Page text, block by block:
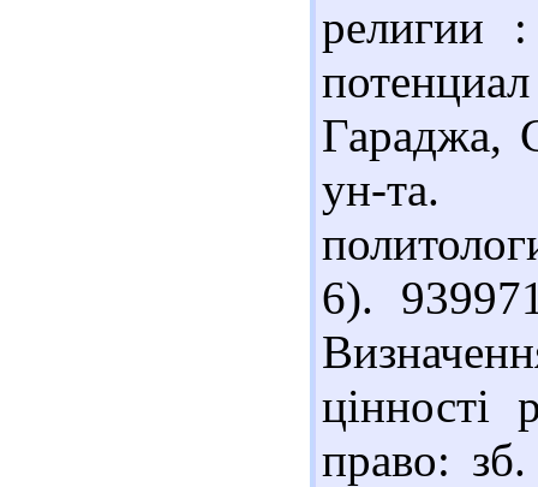
религии
Гараджа,
ун-та.
6).
цінності
право: